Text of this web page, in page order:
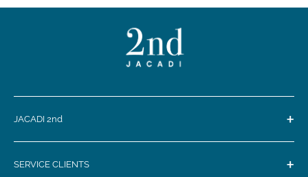
JACADI 2nd +
SERVICE CLIENTS +